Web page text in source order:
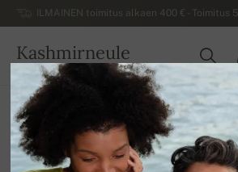
ILMAINEN toimitus alkaen 400 € - Toimitus
Kashmirneule
SUOMI
Kotiin
Naisten kashmirneuleet
Naisten pyöreäkauluksiset neuleet